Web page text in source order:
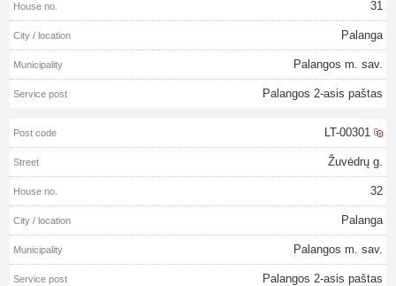
31
Palanga
Palangos m. sav.
Palangos 2-asis paštas
LT-00301
Žuvėdrų g.
32
Palanga
Palangos m. sav.
Palangos 2-asis paštas